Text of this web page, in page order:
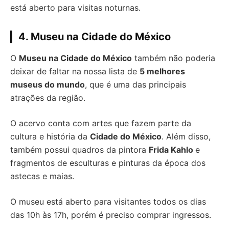
está aberto para visitas noturnas.
4. Museu na Cidade do México
O Museu na Cidade do México também não poderia
deixar de faltar na nossa lista de 5 melhores
museus do mundo, que é uma das principais
atrações da região.
O acervo conta com artes que fazem parte da
cultura e história da Cidade do México. Além disso,
também possui quadros da pintora Frida Kahlo e
fragmentos de esculturas e pinturas da época dos
astecas e maias.
O museu está aberto para visitantes todos os dias
das 10h às 17h, porém é preciso comprar ingressos.